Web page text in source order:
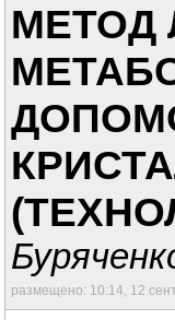
МЕТОД
размещено: 10:14, 12